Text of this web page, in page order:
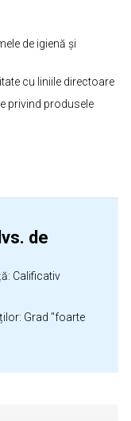
de igienă și
cu liniile directoare
privind produsele
de
Calificativ
Grad "foarte